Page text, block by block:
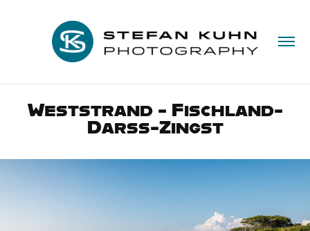
Weststrand - Fischland-
Darss-Zingst